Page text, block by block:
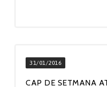
31/01/2016
CAP DE SETMANA